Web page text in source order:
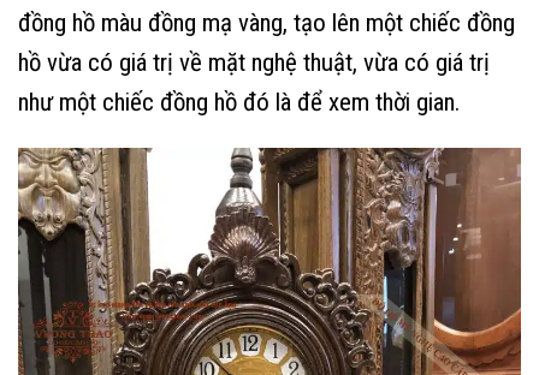
đồng hồ màu đồng mạ vàng, tạo lên một chiếc đồng
hồ vừa có giá trị về mặt nghệ thuật, vừa có giá trị
như một chiếc đồng hồ đó là để xem thời gian.